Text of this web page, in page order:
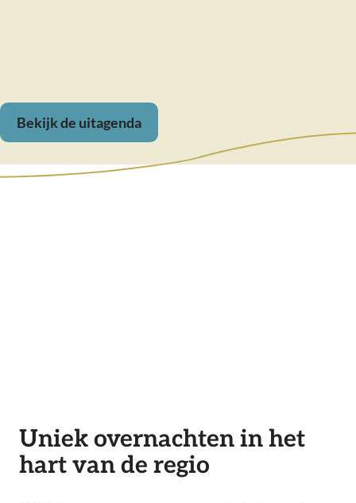
Bekijk de uitagenda
Uniek overnachten in het
hart van de regio